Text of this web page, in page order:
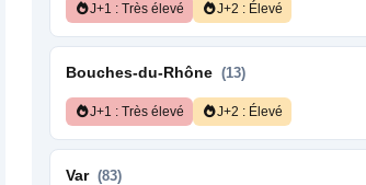
J+1 : Très élevé J+2 : Élevé
Bouches-du-Rhône (13)
J+1 : Très élevé J+2 : Élevé
Var (83)